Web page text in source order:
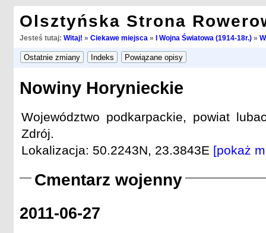
Olsztyńska Strona
Jesteś tutaj: Witaj! » Ciekawe miejsca » I Wojna Światowa (1914-18r.)»
Nowiny Horynieckie
Województwo podkarpackie, powiat
Zdrój.
Lokalizacja: 50.2243N, 23.3843E [pokaż
Cmentarz wojenny
2011-06-27